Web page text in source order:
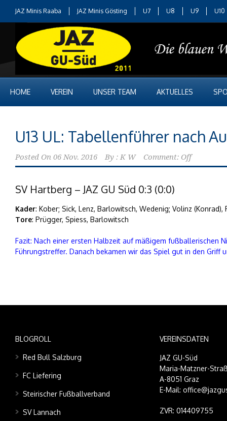
JAZ Minis Raaba JAZ Minis Gösting U7 U8 U9 U10
HOME VEREIN UNSER TEAM AKTUELLES
U13 UL: Tabellenführer nach
Posted On 06 Nov. 2016 By : K W Comment: Off
SV Hartberg – JAZ GU Süd 0:3 (0:0)
Kader: Kober; Sick, Lenz, Barlowitsch, Wedenig; Volinz
Tore: Prügger, Spiess, Barlowitsch
Fazit: Nach einer ersten Halbzeit auf mäßigem fußballerischen
Führungstreffer. Danach bekamen wir das Spiel gut in den Griff
BLOGROLL
Red Bull Salzburg
FC Liefering
Steirischer Fußballverband
SV Lannach
VEREINSDATEN
JAZ GU-Süd
Maria-Matzner-
A-8051 Graz
E-Mail:
ZVR: 014409755